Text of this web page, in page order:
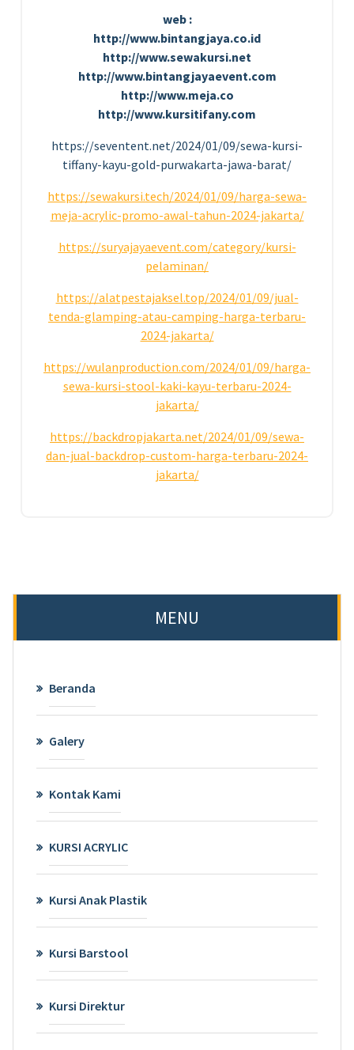
web :
http://www.bintangjaya.co.id
http://www.sewakursi.net
http://www.bintangjayaevent.com
http://www.meja.co
http://www.kursitifany.com
https://seventent.net/2024/01/09/sewa-kursi-
tiffany-kayu-gold-purwakarta-jawa-barat/
https://sewakursi.tech/2024/01/09/harga-sewa-
meja-acrylic-promo-awal-tahun-2024-jakarta/
https://suryajayaevent.com/category/kursi-
pelaminan/
https://alatpestajaksel.top/2024/01/09/jual-
tenda-glamping-atau-camping-harga-terbaru-
2024-jakarta/
https://wulanproduction.com/2024/01/09/harga-
sewa-kursi-stool-kaki-kayu-terbaru-2024-
jakarta/
https://backdropjakarta.net/2024/01/09/sewa-
dan-jual-backdrop-custom-harga-terbaru-2024-
jakarta/
MENU
Beranda
Galery
Kontak Kami
KURSI ACRYLIC
Kursi Anak Plastik
Kursi Barstool
Kursi Direktur